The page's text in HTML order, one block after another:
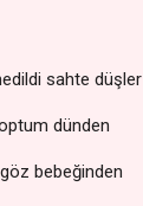
sahte düşler
dünden
bebeğinden